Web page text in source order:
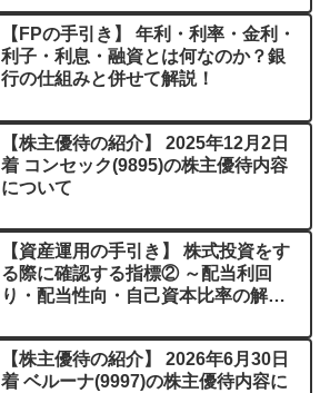
【FPの手引き】 年利・利率・金利・
利子・利息・融資とは何なのか？銀
行の仕組みと併せて解説！
【株主優待の紹介】 2025年12月2日
着 コンセック(9895)の株主優待内容
について
【資産運用の手引き】 株式投資をす
る際に確認する指標② ～配当利回
り・配当性向・自己資本比率の解説
【株主優待の紹介】 2026年6月30日
着 ベルーナ(9997)の株主優待内容に